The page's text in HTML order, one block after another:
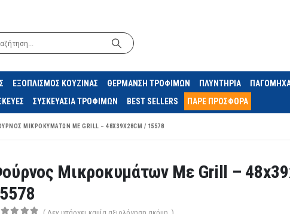
ΕΞΟΠΛΙΣΜΟΣ ΚΟΥΖΙΝΑΣ ΘΕΡΜΑΝΣΗ ΤΡΟΦΙΜΩΝ ΠΛΥΝΤΗΡΙΑ
ΣΥΣΚΕΥΑΣΙΑ ΤΡΟΦΙΜΩΝ BEST SELLERS ΠΑΡΕ ΠΡΟΣΦΟΡΑ
ΜΙΚΡΟΚΥΜΆΤΩΝ ΜΕ GRILL – 48X39X28CM / 15578
Μικροκυμάτων Με Grill –